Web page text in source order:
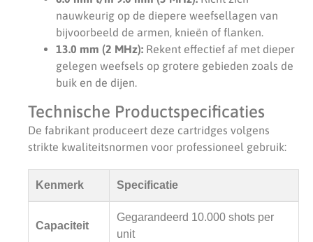
nauwkeurig op de diepere weefsellagen van
bijvoorbeeld de armen, knieën of flanken.
13.0 mm (2 MHz): Rekent effectief af met dieper
gelegen weefsels op grotere gebieden zoals de
buik en de dijen.
Technische Productspecificaties
De fabrikant produceert deze cartridges volgens
strikte kwaliteitsnormen voor professioneel gebruik:
Kenmerk Specificatie
Capaciteit
Gegarandeerd 10.000 shots per
unit